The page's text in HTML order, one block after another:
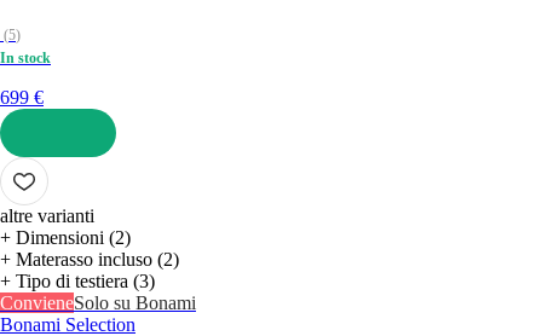
(5)
In stock
699 €
AGGIUNGI
altre varianti
+ Dimensioni (2)
+ Materasso incluso (2)
+ Tipo di testiera (3)
ConvieneSolo su Bonami
Bonami Selection